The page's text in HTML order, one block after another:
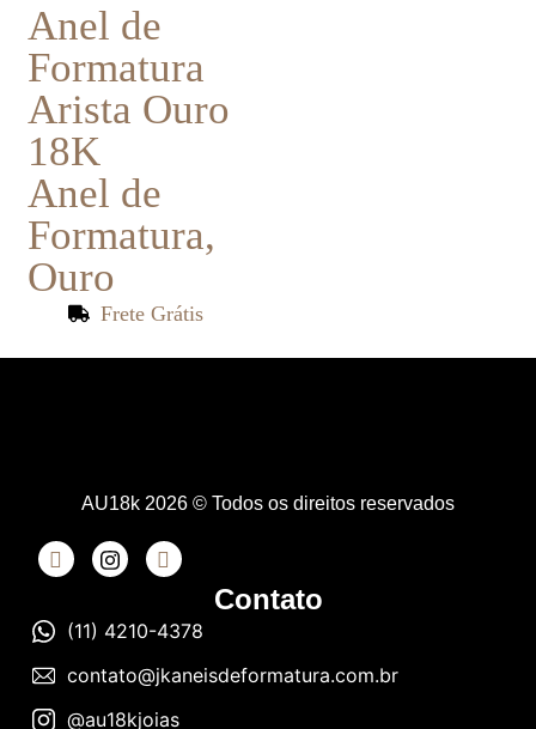
Anel de
Formatura
Arista Ouro
18K
Anel de
Formatura,
Ouro
Frete Grátis
AU18k 2026 © Todos os direitos reservados
Contato
(11) 4210-4378
contato@jkaneisdeformatura.com.br
@au18kjoias